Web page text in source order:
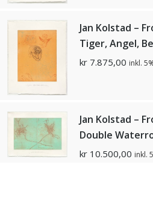
Jan Kolstad –
Tiger, Angel,
kr 7.875,00 inkl.
Jan Kolstad –
Double
kr 10.500,00 inkl.